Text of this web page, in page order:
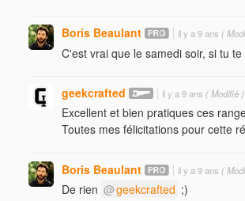
Boris Beaulant il y a 9 ans (
C'est vrai que le samedi soir, si tu
geekcrafted il y a 9 ans ( Modifié )
Excellent et bien pratiques ces
Toutes mes félicitations pour cette
Boris Beaulant il y a 9 ans (
De rien geekcrafted ;)